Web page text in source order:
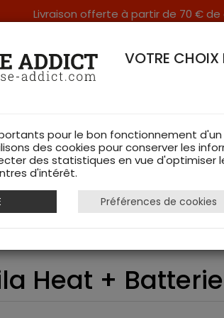
Livraison offerte à partir de 70 €
DANS LES VOSGES & SUR INTERNET
DE CHASSE RAYON FEMME
Caleçon Long Härkila Heat
Heat +
VOTRE CHOIX
pour le bon fonctionnement
des cookies pour conserver les
des statistiques en vue
d'intérêt.
Préférences de cookies